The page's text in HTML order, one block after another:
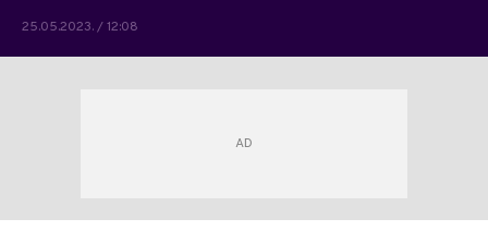
25.05.2023. / 12:08